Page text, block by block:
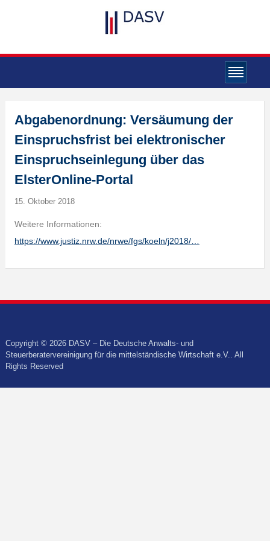
Abgabenordnung: Versäumung der
Einspruchsfrist bei elektronischer
Einspruchseinlegung über das
ElsterOnline-Portal
15. Oktober 2018
Weitere Informationen:
https://www.justiz.nrw.de/nrwe/fgs/koeln/j2018/…
Copyright © 2026 DASV – Die Deutsche Anwalts- und
Steuerberatervereinigung für die mittelständische Wirtschaft e.V.. All
Rights Reserved